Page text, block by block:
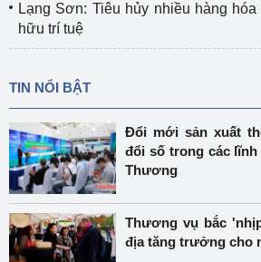
Lạng Sơn: Tiêu hủy nhiều hàng
hữu trí tuệ
TIN NỔI BẬT
Đổi mới sản xuất
đổi số trong các
Thương
Thương vụ bắc
địa tăng trưởng cho